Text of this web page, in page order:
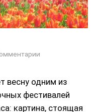
весну одним из
фестивалей
картина, стоящая